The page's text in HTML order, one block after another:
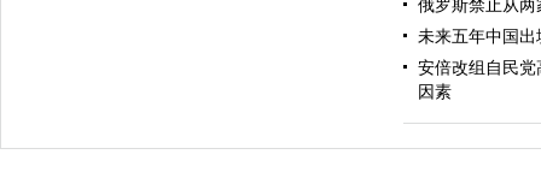
俄罗斯禁止从
未来五年中国
安倍改组自民
因素